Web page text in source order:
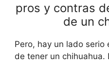
pros y contras
de un
Pero, hay un lado serio
de tener un chihuahua.